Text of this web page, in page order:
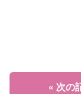
« 次の